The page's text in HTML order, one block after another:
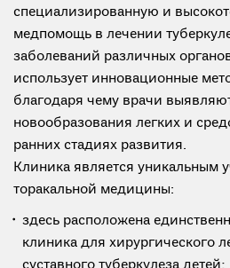
специализированную и
медпомощь в лечении
заболеваний различных
использует инновационные
благодаря чему врачи
новообразования легких и
ранних стадиях развития.
Клиника является уникальным
торакальной медицины:
здесь расположена
клиника для хирургического